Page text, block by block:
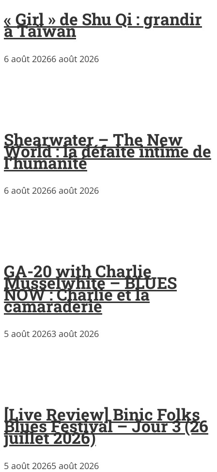
« Girl » de Shu Qi : grandir
à Taïwan
6 août 20266 août 2026
Shearwater – The New
World : la défaite intime de
l’humanité
6 août 20266 août 2026
GA-20 with Charlie
Musselwhite – BLUES
NOW : Charlie et la
camaraderie
5 août 20263 août 2026
[Live Review] Binic Folks
Blues Festival – Jour 3 (26
juillet 2026)
5 août 20265 août 2026